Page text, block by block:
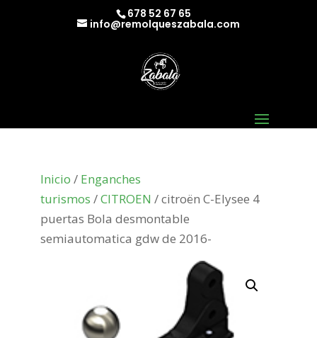
678 52 67 65
info@remolqueszabala.com
Inicio / Enganches
turismos /CITROEN / citroën C-Elysee 4
puertas Bola desmontable
semiautomatica gdw de 2016-